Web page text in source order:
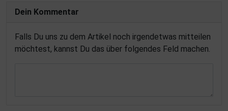
Dein Kommentar
Falls Du uns zu dem Artikel noch irgendetwas mitteilen
möchtest, kannst Du das über folgendes Feld machen.